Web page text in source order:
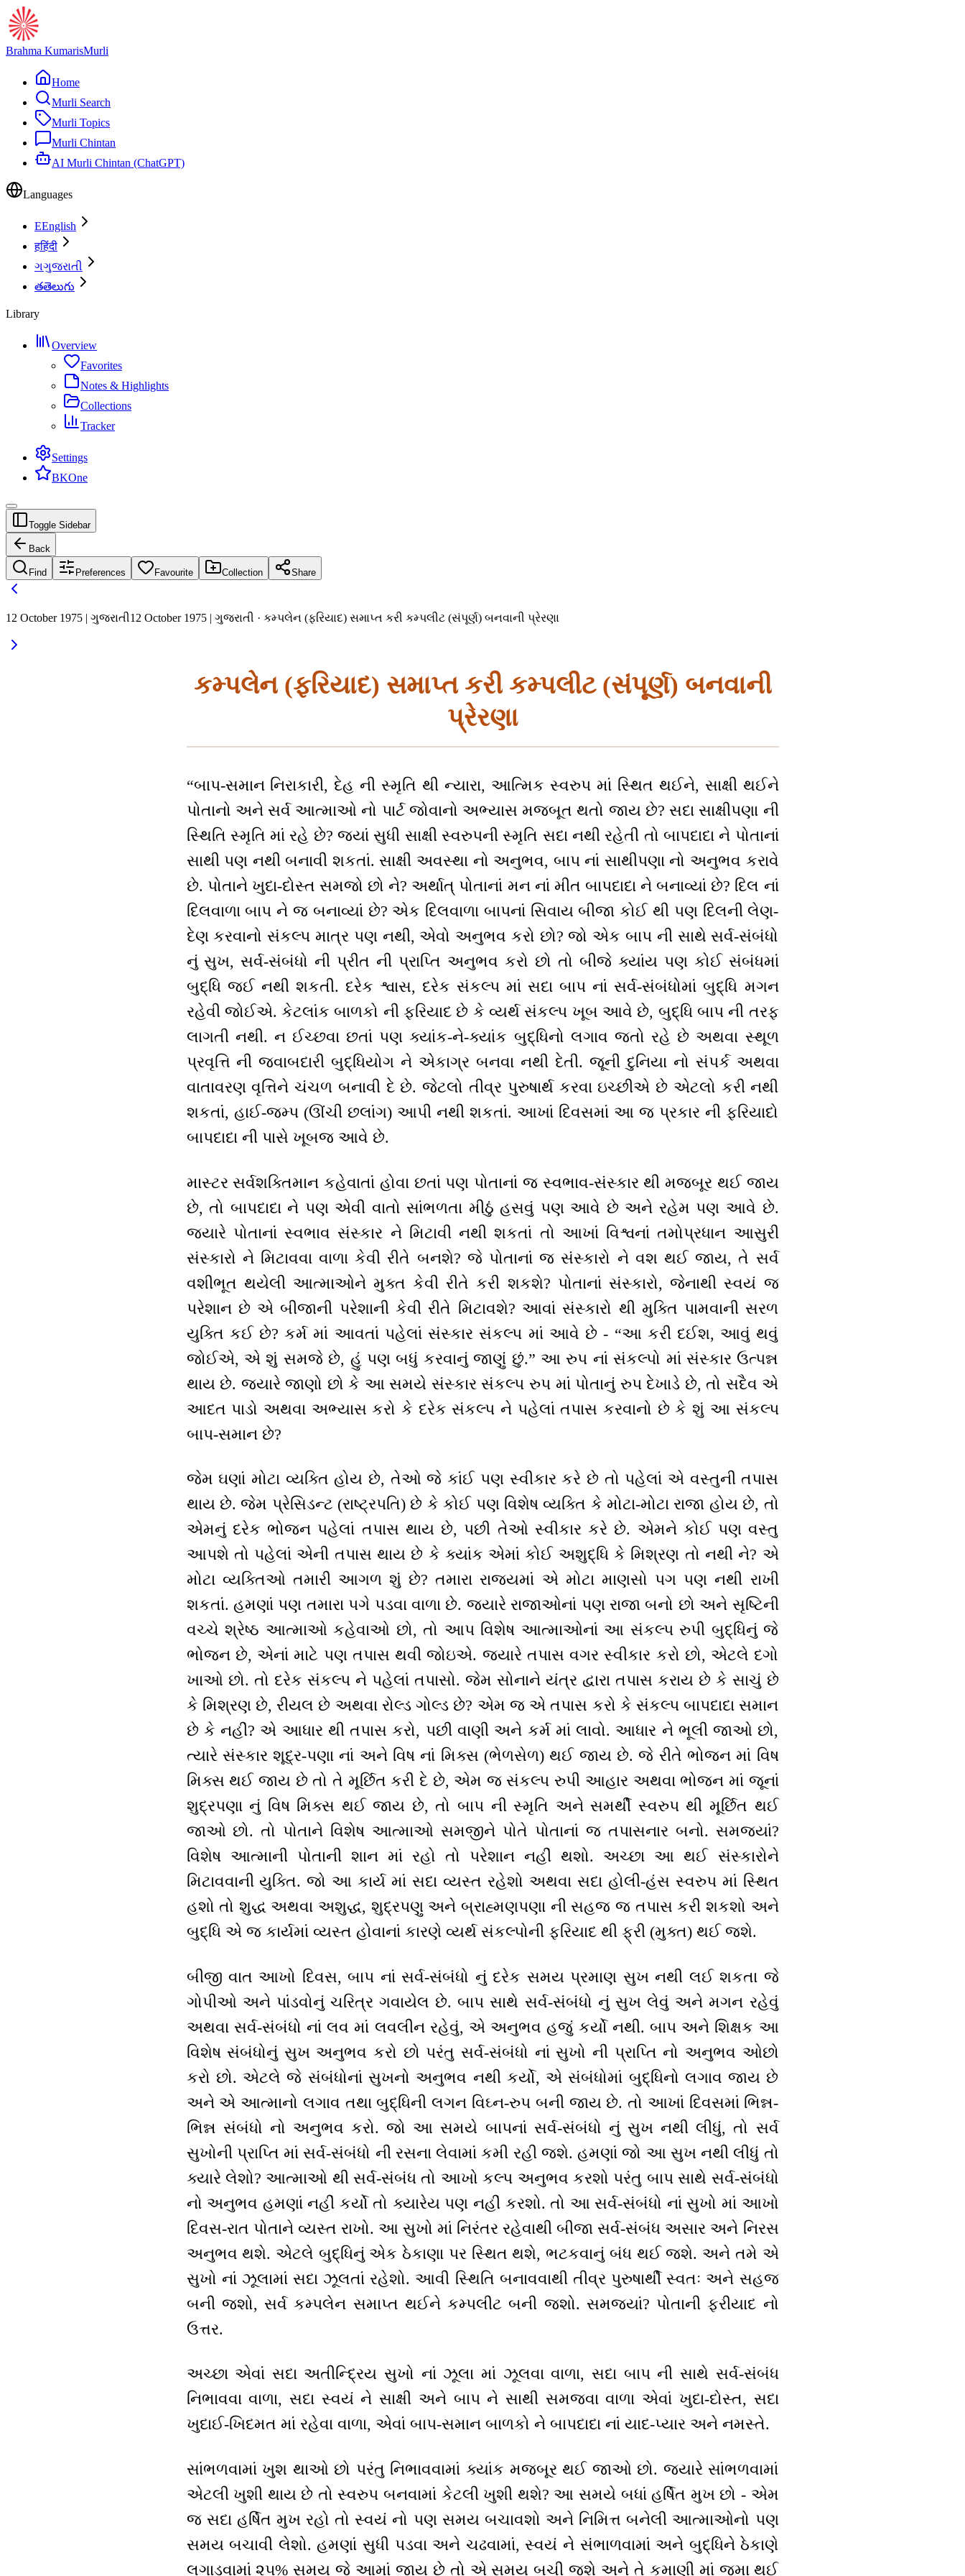
Brahma KumarisMurli
Home
Murli Search
Murli Topics
Murli Chintan
AI Murli Chintan (ChatGPT)
Languages
EEnglish
हहिंदी
ગગુજરાતી
తతెలుగు
Library
Overview
Favorites
Notes & Highlights
Collections
Tracker
Settings
BKOne
Toggle Sidebar
Back
Find Preferences Favourite Collection Share
12 October 1975 | ગુજરાતી12 October 1975 | ગુજરાતી · કમ્પલેન (ફરિયાદ) સમાપ્ત કરી કમ્પલીટ (સંપૂર્ણ) બનવાની પ્રેરણા
કમ્પલેન (ફરિયાદ) સમાપ્ત કરી કમ્પલીટ (સંપૂર્ણ) બનવાની
પ્રેરણા
“બાપ-સમાન નિરાકારી, દેહ ની સ્મૃતિ થી ન્યારા, આત્મિક સ્વરુપ માં સ્થિત થઈને, સાક્ષી થઈને
પોતાનો અને સર્વ આત્માઓ નો પાર્ટ જોવાનો અભ્યાસ મજબૂત થતો જાય છે? સદા સાક્ષીપણા ની
સ્થિતિ સ્મૃતિ માં રહે છે? જ્યાં સુધી સાક્ષી સ્વરુપની સ્મૃતિ સદા નથી રહેતી તો બાપદાદા ને પોતાનાં
સાથી પણ નથી બનાવી શકતાં. સાક્ષી અવસ્થા નો અનુભવ, બાપ નાં સાથીપણા નો અનુભવ કરાવે
છે. પોતાને ખુદા-દોસ્ત સમજો છો ને? અર્થાત્ પોતાનાં મન નાં મીત બાપદાદા ને બનાવ્યાં છે? દિલ નાં
દિલવાળા બાપ ને જ બનાવ્યાં છે? એક દિલવાળા બાપનાં સિવાય બીજા કોઈ થી પણ દિલની લેણ-
દેણ કરવાનો સંકલ્પ માત્ર પણ નથી, એવો અનુભવ કરો છો? જો એક બાપ ની સાથે સર્વ-સંબંધો
નું સુખ, સર્વ-સંબંધો ની પ્રીત ની પ્રાપ્તિ અનુભવ કરો છો તો બીજે ક્યાંય પણ કોઈ સંબંધમાં
બુદ્ધિ જઈ નથી શકતી. દરેક શ્વાસ, દરેક સંકલ્પ માં સદા બાપ નાં સર્વ-સંબંધોમાં બુદ્ધિ મગન
રહેવી જોઈએ. કેટલાંક બાળકો ની ફરિયાદ છે કે વ્યર્થ સંકલ્પ ખૂબ આવે છે, બુદ્ધિ બાપ ની તરફ
લાગતી નથી. ન ઈચ્છવા છતાં પણ ક્યાંક-ને-ક્યાંક બુદ્ધિનો લગાવ જતો રહે છે અથવા સ્થૂળ
પ્રવૃત્તિ ની જવાબદારી બુદ્ધિયોગ ને એકાગ્ર બનવા નથી દેતી. જૂની દુનિયા નો સંપર્ક અથવા
વાતાવરણ વૃત્તિને ચંચળ બનાવી દે છે. જેટલો તીવ્ર પુરુષાર્થ કરવા ઇચ્છીએ છે એટલો કરી નથી
શકતાં, હાઈ-જમ્પ (ઊંચી છલાંગ) આપી નથી શકતાં. આખાં દિવસમાં આ જ પ્રકાર ની ફરિયાદો
બાપદાદા ની પાસે ખૂબજ આવે છે.
માસ્ટર સર્વશક્તિમાન કહેવાતાં હોવા છતાં પણ પોતાનાં જ સ્વભાવ-સંસ્કાર થી મજબૂર થઈ જાય
છે, તો બાપદાદા ને પણ એવી વાતો સાંભળતા મીઠું હસવું પણ આવે છે અને રહેમ પણ આવે છે.
જ્યારે પોતાનાં સ્વભાવ સંસ્કાર ને મિટાવી નથી શકતાં તો આખાં વિશ્વનાં તમોપ્રધાન આસુરી
સંસ્કારો ને મિટાવવા વાળા કેવી રીતે બનશે? જે પોતાનાં જ સંસ્કારો ને વશ થઈ જાય, તે સર્વ
વશીભૂત થયેલી આત્માઓને મુક્ત કેવી રીતે કરી શકશે? પોતાનાં સંસ્કારો, જેનાથી સ્વયં જ
પરેશાન છે એ બીજાની પરેશાની કેવી રીતે મિટાવશે? આવાં સંસ્કારો થી મુક્તિ પામવાની સરળ
યુક્તિ કઈ છે? કર્મ માં આવતાં પહેલાં સંસ્કાર સંકલ્પ માં આવે છે - “આ કરી દઈશ, આવું થવું
જોઈએ, એ શું સમજે છે, હું પણ બધું કરવાનું જાણું છું.” આ રુપ નાં સંકલ્પો માં સંસ્કાર ઉત્પન્ન
થાય છે. જ્યારે જાણો છો કે આ સમયે સંસ્કાર સંકલ્પ રુપ માં પોતાનું રુપ દેખાડે છે, તો સદૈવ એ
આદત પાડો અથવા અભ્યાસ કરો કે દરેક સંકલ્પ ને પહેલાં તપાસ કરવાનો છે કે શું આ સંકલ્પ
બાપ-સમાન છે?
જેમ ઘણાં મોટા વ્યક્તિ હોય છે, તેઓ જે કાંઈ પણ સ્વીકાર કરે છે તો પહેલાં એ વસ્તુની તપાસ
થાય છે. જેમ પ્રેસિડન્ટ (રાષ્ટ્રપતિ) છે કે કોઈ પણ વિશેષ વ્યક્તિ કે મોટા-મોટા રાજા હોય છે, તો
એમનું દરેક ભોજન પહેલાં તપાસ થાય છે, પછી તેઓ સ્વીકાર કરે છે. એમને કોઈ પણ વસ્તુ
આપશે તો પહેલાં એની તપાસ થાય છે કે ક્યાંક એમાં કોઈ અશુદ્ધિ કે મિશ્રણ તો નથી ને? એ
મોટા વ્યક્તિઓ તમારી આગળ શું છે? તમારા રાજ્યમાં એ મોટા માણસો પગ પણ નથી રાખી
શકતાં. હમણાં પણ તમારા પગે પડવા વાળા છે. જ્યારે રાજાઓનાં પણ રાજા બનો છો અને સૃષ્ટિની
વચ્ચે શ્રેષ્ઠ આત્માઓ કહેવાઓ છો, તો આપ વિશેષ આત્માઓનાં આ સંકલ્પ રુપી બુદ્ધિનું જે
ભોજન છે, એનાં માટે પણ તપાસ થવી જોઇએ. જ્યારે તપાસ વગર સ્વીકાર કરો છો, એટલે દગો
ખાઓ છો. તો દરેક સંકલ્પ ને પહેલાં તપાસો. જેમ સોનાને યંત્ર દ્વારા તપાસ કરાય છે કે સાચું છે
કે મિશ્રણ છે, રીયલ છે અથવા રોલ્ડ ગોલ્ડ છે? એમ જ એ તપાસ કરો કે સંકલ્પ બાપદાદા સમાન
છે કે નહીં? એ આધાર થી તપાસ કરો, પછી વાણી અને કર્મ માં લાવો. આધાર ને ભૂલી જાઓ છો,
ત્યારે સંસ્કાર શૂદ્ર-પણા નાં અને વિષ નાં મિક્સ (ભેળસેળ) થઈ જાય છે. જે રીતે ભોજન માં વિષ
મિક્સ થઈ જાય છે તો તે મૂર્છિત કરી દે છે, એમ જ સંકલ્પ રુપી આહાર અથવા ભોજન માં જૂનાં
શુદ્રપણા નું વિષ મિક્સ થઈ જાય છે, તો બાપ ની સ્મૃતિ અને સમર્થી સ્વરુપ થી મૂર્છિત થઈ
જાઓ છો. તો પોતાને વિશેષ આત્માઓ સમજીને પોતે પોતાનાં જ તપાસનાર બનો. સમજ્યાં?
વિશેષ આત્માની પોતાની શાન માં રહો તો પરેશાન નહીં થશો. અચ્છા આ થઈ સંસ્કારોને
મિટાવવાની યુક્તિ. જો આ કાર્ય માં સદા વ્યસ્ત રહેશો અથવા સદા હોલી-હંસ સ્વરુપ માં સ્થિત
હશો તો શુદ્ધ અથવા અશુદ્ધ, શુદ્રપણુ અને બ્રાહ્મણપણા ની સહજ જ તપાસ કરી શકશો અને
બુદ્ધિ એ જ કાર્યમાં વ્યસ્ત હોવાનાં કારણે વ્યર્થ સંકલ્પોની ફરિયાદ થી ફ્રી (મુક્ત) થઈ જશે.
બીજી વાત આખો દિવસ, બાપ નાં સર્વ-સંબંધો નું દરેક સમય પ્રમાણ સુખ નથી લઈ શકતા જે
ગોપીઓ અને પાંડવોનું ચરિત્ર ગવાયેલ છે. બાપ સાથે સર્વ-સંબંધો નું સુખ લેવું અને મગન રહેવું
અથવા સર્વ-સંબંધો નાં લવ માં લવલીન રહેવું, એ અનુભવ હજું કર્યો નથી. બાપ અને શિક્ષક આ
વિશેષ સંબંધોનું સુખ અનુભવ કરો છો પરંતુ સર્વ-સંબંધો નાં સુખો ની પ્રાપ્તિ નો અનુભવ ઓછો
કરો છો. એટલે જે સંબંધોનાં સુખનો અનુભવ નથી કર્યો, એ સંબંધોમાં બુદ્ધિનો લગાવ જાય છે
અને એ આત્માનો લગાવ તથા બુદ્ધિની લગન વિઘ્ન-રુપ બની જાય છે. તો આખાં દિવસમાં ભિન્ન-
ભિન્ન સંબંધો નો અનુભવ કરો. જો આ સમયે બાપનાં સર્વ-સંબંધો નું સુખ નથી લીધું, તો સર્વ
સુખોની પ્રાપ્તિ માં સર્વ-સંબંધો ની રસના લેવામાં કમી રહી જશે. હમણાં જો આ સુખ નથી લીધું તો
ક્યારે લેશો? આત્માઓ થી સર્વ-સંબંધ તો આખો કલ્પ અનુભવ કરશો પરંતુ બાપ સાથે સર્વ-સંબંધો
નો અનુભવ હમણાં નહીં કર્યો તો ક્યારેય પણ નહીં કરશો. તો આ સર્વ-સંબંધો નાં સુખો માં આખો
દિવસ-રાત પોતાને વ્યસ્ત રાખો. આ સુખો માં નિરંતર રહેવાથી બીજા સર્વ-સંબંધ અસાર અને નિરસ
અનુભવ થશે. એટલે બુદ્ધિનું એક ઠેકાણા પર સ્થિત થશે, ભટકવાનું બંધ થઈ જશે. અને તમે એ
સુખો નાં ઝૂલામાં સદા ઝૂલતાં રહેશો. આવી સ્થિતિ બનાવવાથી તીવ્ર પુરુષાર્થી સ્વતઃ અને સહજ
બની જશો, સર્વ કમ્પલેન સમાપ્ત થઈને કમ્પલીટ બની જશો. સમજ્યાં? પોતાની ફરીયાદ નો
ઉત્તર.
અચ્છા એવાં સદા અતીન્દ્રિય સુખો નાં ઝૂલા માં ઝૂલવા વાળા, સદા બાપ ની સાથે સર્વ-સંબંધ
નિભાવવા વાળા, સદા સ્વયં ને સાક્ષી અને બાપ ને સાથી સમજવા વાળા એવાં ખુદા-દોસ્ત, સદા
ખુદાઈ-ખિદમત માં રહેવા વાળા, એવાં બાપ-સમાન બાળકો ને બાપદાદા નાં યાદ-પ્યાર અને નમસ્તે.
સાંભળવામાં ખુશ થાઓ છો પરંતુ નિભાવવામાં ક્યાંક મજબૂર થઈ જાઓ છો. જ્યારે સાંભળવામાં
એટલી ખુશી થાય છે તો સ્વરુપ બનવામાં કેટલી ખુશી થશે? આ સમયે બધાં હર્ષિત મુખ છો - એમ
જ સદા હર્ષિત મુખ રહો તો સ્વયં નો પણ સમય બચાવશો અને નિમિત્ત બનેલી આત્માઓનો પણ
સમય બચાવી લેશો. હમણાં સુધી પડવા અને ચઢવામાં, સ્વયં ને સંભાળવામાં અને બુદ્ધિને ઠેકાણે
લગાડવામાં ૨૫% સમય જે આમાં જાય છે તો એ સમય બચી જશે અને તે કમાણી માં જમા થઈ